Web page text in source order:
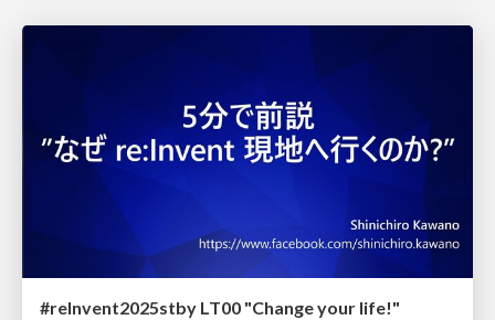
#reInvent2025stby LT00 "Change your life!"